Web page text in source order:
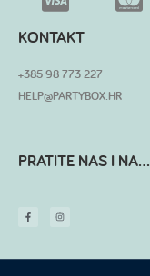
KONTAKT
+385 98 773 227
HELP@PARTYBOX.HR
PRATITE NAS I NA...